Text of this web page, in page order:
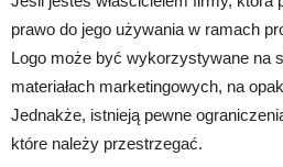
prawo do jego używania w ramach
Logo może być wykorzystywane na
materiałach marketingowych, na
Jednakże, istnieją pewne
które należy przestrzegać.